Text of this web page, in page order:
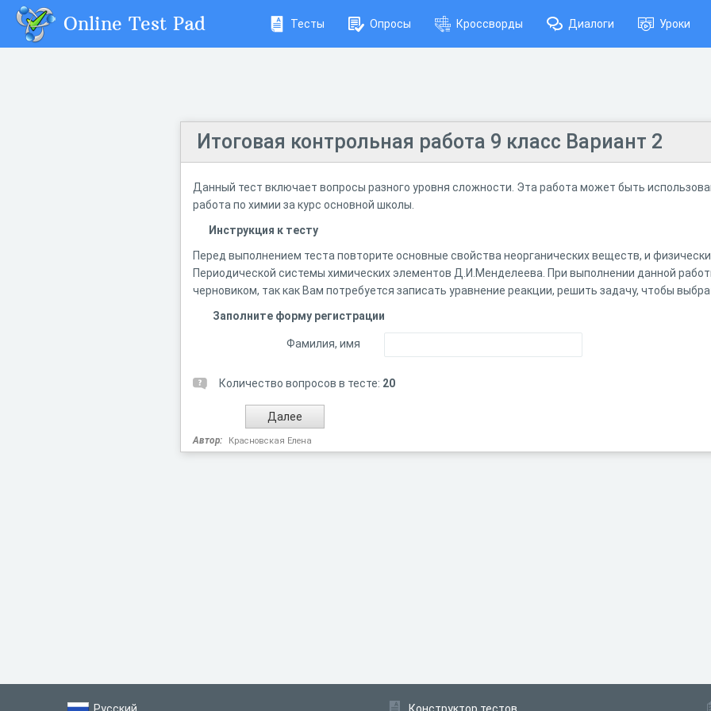
Online Test Pad Тесты Опросы Кроссворды Диалоги Уроки
Итоговая контрольная работа 9 класс Вариант 2
Данный тест включает вопросы разного уровня сложности. Эта работа может быть
работа по химии за курс основной школы.
Инструкция к тесту
Перед выполнением теста повторите основные свойства неорганических веществ, и
Периодической системы химических элементов Д.И.Менделеева. При выполнении данной
черновиком, так как Вам потребуется записать уравнение реакции, решить задачу, чтобы
Заполните форму регистрации
Фамилия, имя
Количество вопросов в тесте: 20
Автор: Красновская Елена